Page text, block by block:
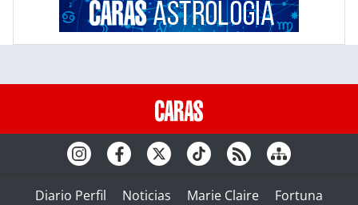
Diario Perfil Noticias Marie Claire Fortuna